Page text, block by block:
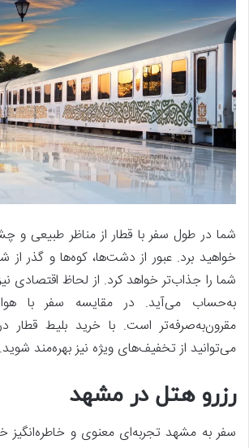
شما در طول سفر با قطار از مناظر طبیعی و
خواهید برد. عبور از دشت‌ها، کوه‌ها و گذر
شما را جذاب‌تر خواهد کرد. از لحاظ اقتصادی
به‌حساب می‌آید. در مقایسه سفر با
مقرون‌به‌صرفه‌تر است. با خرید بلیط قطار
می‌توانید از تخفیف‌های ویژه نیز بهره‌مند شوید.
رزرو هتل در مشهد
سفر به مشهد تجربه‌ای معنوی و خاطره‌انگیز